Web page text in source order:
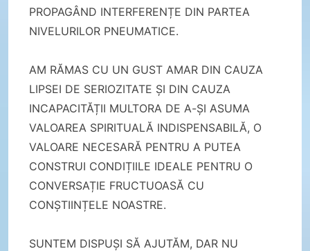
PROPAGÂND INTERFERENȚE DIN PARTEA
NIVELURILOR PNEUMATICE.
AM RĂMAS CU UN GUST AMAR DIN CAUZA
LIPSEI DE SERIOZITATE ȘI DIN CAUZA
INCAPACITĂȚII MULTORA DE A-ȘI ASUMA
VALOAREA SPIRITUALĂ INDISPENSABILĂ, O
VALOARE NECESARĂ PENTRU A PUTEA
CONSTRUI CONDIȚIILE IDEALE PENTRU O
CONVERSAȚIE FRUCTUOASĂ CU
CONȘTIINȚELE NOASTRE.
SUNTEM DISPUȘI SĂ AJUTĂM, DAR NU